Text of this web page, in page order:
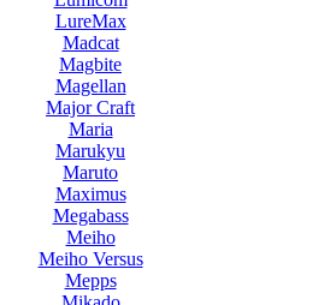
LureMax
Madcat
Magbite
Magellan
Major Craft
Maria
Marukyu
Maruto
Maximus
Megabass
Meiho
Meiho Versus
Mepps